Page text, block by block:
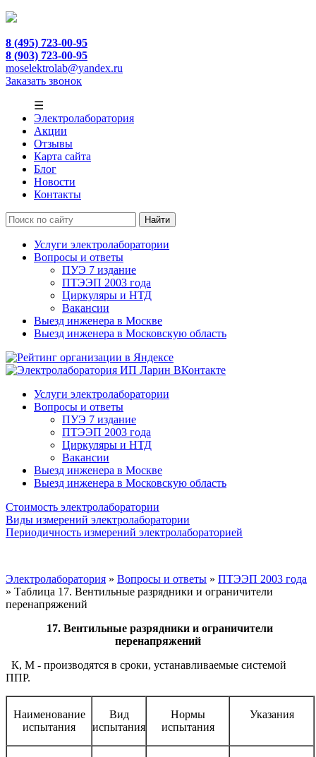
8 (495) 723-00-95
8 (903) 723-00-95
moselektrolab@yandex.ru
Заказать звонок
☰
Электролаборатория
Акции
Отзывы
Карта сайта
Блог
Новости
Контакты
Услуги электролаборатории
Вопросы и ответы
ПУЭ 7 издание
ПТЭЭП 2003 года
Циркуляры и НТД
Вакансии
Выезд инженера в Москве
Выезд инженера в Московскую область
Услуги электролаборатории
Вопросы и ответы
ПУЭ 7 издание
ПТЭЭП 2003 года
Циркуляры и НТД
Вакансии
Выезд инженера в Москве
Выезд инженера в Московскую область
Стоимость электролаборатории
Виды измерений электролаборатории
Периодичность измерений электролабораторией
Электролаборатория » Вопросы и ответы » ПТЭЭП 2003 года
» Таблица 17. Вентильные разрядники и ограничители
перенапряжений
17. Вентильные разрядники и ограничители
перенапряжений
К, М - производятся в сроки, устанавливаемые системой
ППР.
Наименование
испытания
Вид
испытания
Нормы
испытания
Указания